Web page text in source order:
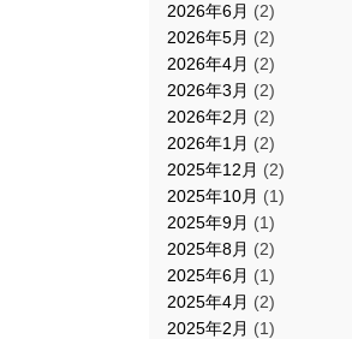
2026年6月 (2)
2026年5月 (2)
2026年4月 (2)
2026年3月 (2)
2026年2月 (2)
2026年1月 (2)
2025年12月 (2)
2025年10月 (1)
2025年9月 (1)
2025年8月 (2)
2025年6月 (1)
2025年4月 (2)
2025年2月 (1)